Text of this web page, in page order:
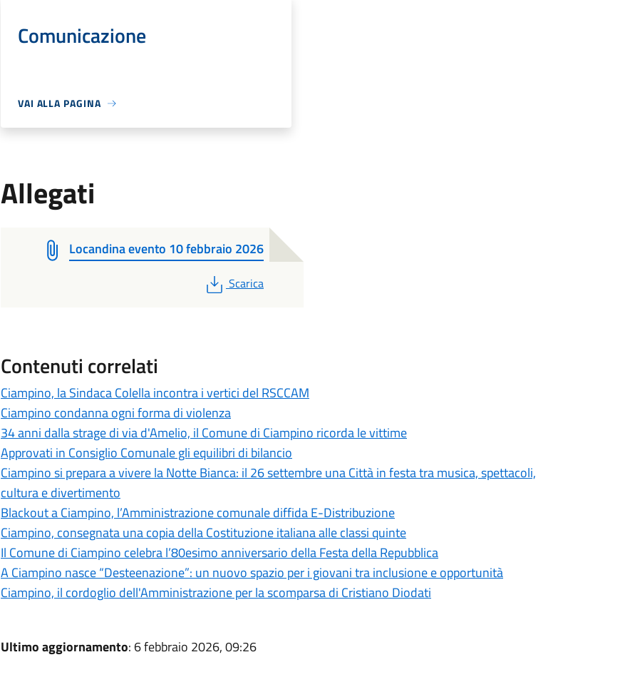
Comunicazione
VAI ALLA PAGINA
Allegati
Locandina evento 10 febbraio 2026
PDF
Scarica
Contenuti correlati
Ciampino, la Sindaca Colella incontra i vertici del RSCCAM
Ciampino condanna ogni forma di violenza
34 anni dalla strage di via d'Amelio, il Comune di Ciampino ricorda le vittime
Approvati in Consiglio Comunale gli equilibri di bilancio
Ciampino si prepara a vivere la Notte Bianca: il 26 settembre una Città in festa tra musica, spettacoli,
cultura e divertimento
Blackout a Ciampino, l’Amministrazione comunale diffida E-Distribuzione
Ciampino, consegnata una copia della Costituzione italiana alle classi quinte
Il Comune di Ciampino celebra l’80esimo anniversario della Festa della Repubblica
A Ciampino nasce “Desteenazione”: un nuovo spazio per i giovani tra inclusione e opportunità
Ciampino, il cordoglio dell'Amministrazione per la scomparsa di Cristiano Diodati
Ultimo aggiornamento: 6 febbraio 2026, 09:26